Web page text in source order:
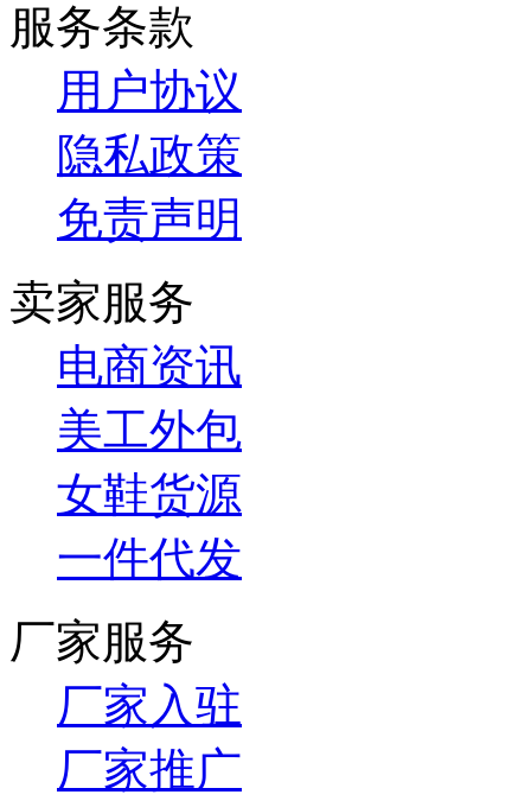
服务条款
用户协议
隐私政策
免责声明
卖家服务
电商资讯
美工外包
女鞋货源
一件代发
厂家服务
厂家入驻
厂家推广